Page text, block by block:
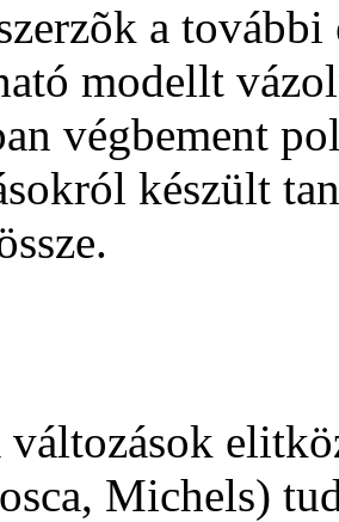
a
modellt
végbement
készült
Michels)